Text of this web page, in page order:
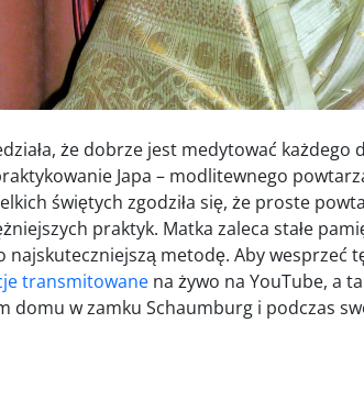
że ​​dobrze jest medytować każdego
Japa – modlitewnego
świętych zgodziła się, że proste
praktyk. Matka zaleca stałe
najskuteczniejszą metodę. Aby wesprzeć
transmitowane na żywo na YouTube, a
domu w zamku Schaumburg i podczas